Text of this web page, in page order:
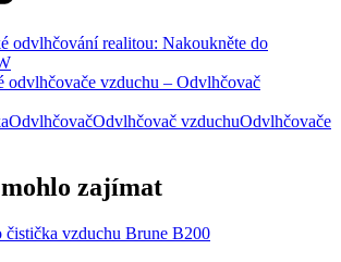
odvlhčování realitou: Nakoukněte do
odvlhčovače vzduchu – Odvlhčovač
OdvlhčovačOdvlhčovač vzduchuOdvlhčovače
zajímat